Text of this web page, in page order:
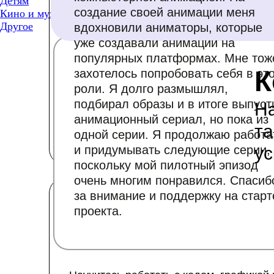
Кино и музыка
Другое
8 месяцев
создание своей анимации меня
вдохновили аниматоры, которые
уже создавали анимации на
популярных платформах. Мне
захотелось попробовать себя в
роли. Я долго размышлял,
подбирал образы и в итоге
анимационный сериал, но пока из
одной серии. Я продолжаю
и придумывать следующие серии,
поскольку мой пилотный эпизод
очень многим понравился.
за внимание и поддержку на
проекта.